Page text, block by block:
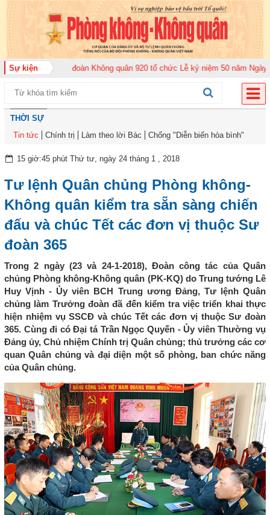
Sự kiện
2026 Trung đoàn Không quân 920 tổ chức Lễ kỷ niệm 50 năm Ngày
THỜI SỰ
Tin tức
Chính trị Làm theo lời Bác Chống "Diễn biến hòa bình"
15 giờ:45 phút Thứ tư, ngày 24 tháng 1 , 2018
Tư lệnh Quân chủng Phòng không-
Không quân kiểm tra sẵn sàng chiến
đấu và chúc Tết các đơn vị thuộc Sư
đoàn 365
Trong 2 ngày (23 và 24-1-2018), Đoàn công tác của Quân
chủng Phòng không-Không quân (PK-KQ) do Trung tướng Lê
Huy Vịnh - Ủy viên BCH Trung ương Đảng, Tư lệnh Quân
chủng làm Trưởng đoàn đã đến kiểm tra việc triển khai thực
hiện nhiệm vụ SSCĐ và chúc Tết các đơn vị thuộc Sư đoàn
365. Cùng đi có Đại tá Trần Ngọc Quyến - Ủy viên Thường vụ
Đảng ủy, Chủ nhiệm Chính trị Quân chủng; thủ trưởng các cơ
quan Quân chủng và đại diện một số phòng, ban chức năng
của Quân chủng.